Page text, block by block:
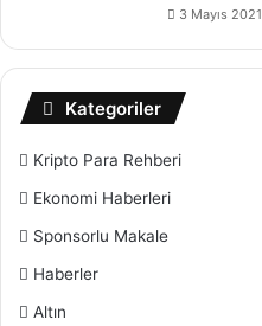
3 Mayıs 2021
Kategoriler
Kripto Para Rehberi
Ekonomi Haberleri
Sponsorlu Makale
Haberler
Altın